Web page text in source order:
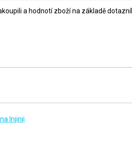
a hodnotí zboží na základě
Injinji